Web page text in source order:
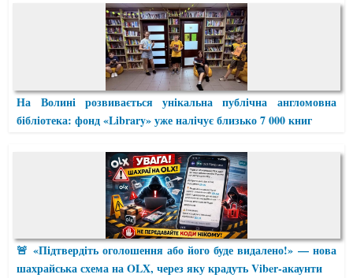
На Волині розвивається унікальна публічна англомовна
бібліотека: фонд «Library» уже налічує близько 7 000 книг
🚨 «Підтвердіть оголошення або його буде видалено!» — нова
шахрайська схема на OLX, через яку крадуть Viber-акаунти